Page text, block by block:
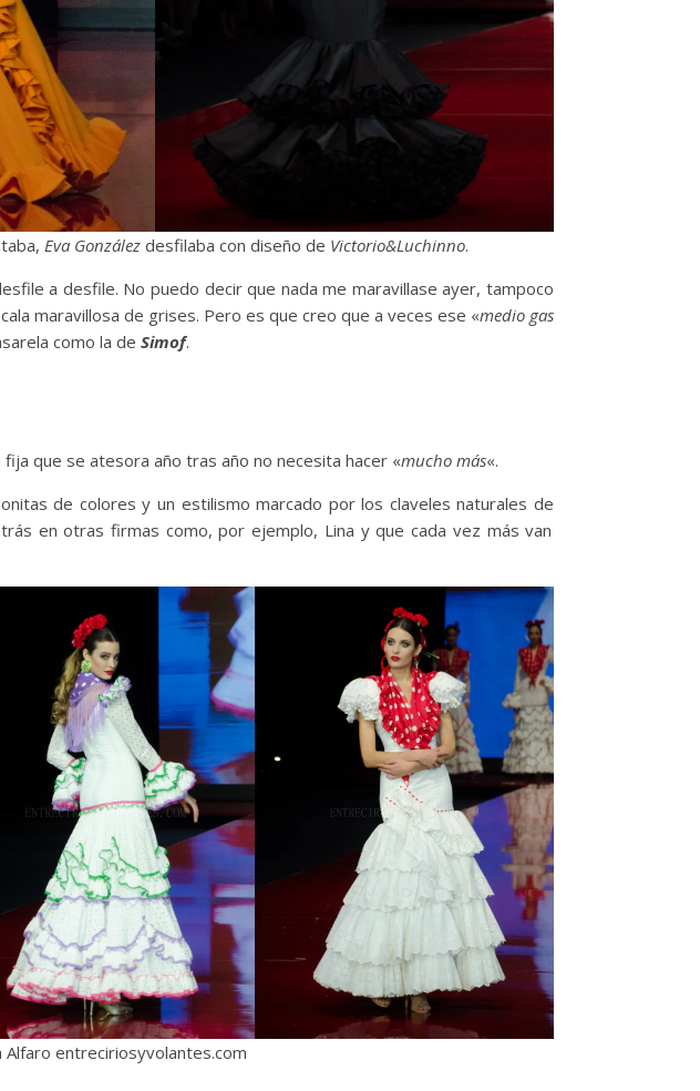
Eva González desfilaba con diseño de Victorio&Luchinno.
a desfile. No puedo decir que nada me maravillase ayer, tampoco
maravillosa de grises. Pero es que creo que a veces ese «medio gas
como la de Simof.
que se atesora año tras año no necesita hacer «mucho más«.
de colores y un estilismo marcado por los claveles naturales de
en otras firmas como, por ejemplo, Lina y que cada vez más van
Alfaro entreciriosyvolantes.com